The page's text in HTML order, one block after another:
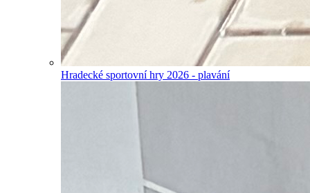
Hradecké sportovní hry 2026 - plavání